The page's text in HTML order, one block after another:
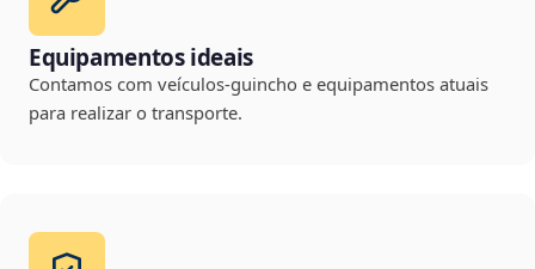
Equipamentos ideais
Contamos com veículos-guincho e equipamentos atuais
para realizar o transporte.